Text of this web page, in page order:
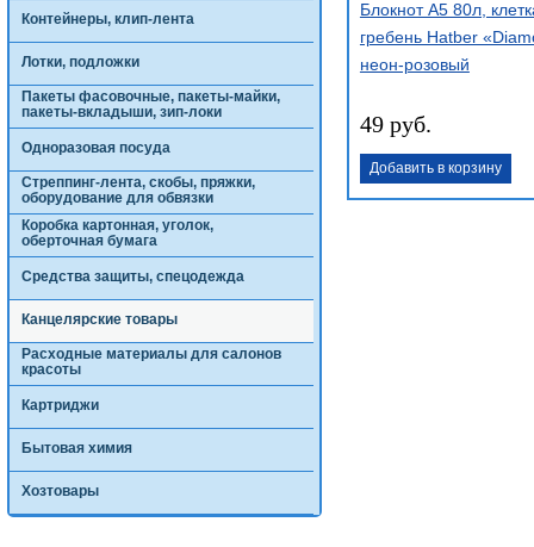
Контейнеры, клип-лента
Лотки, подложки
Пакеты фасовочные, пакеты-майки,
пакеты-вкладыши, зип-локи
Одноразовая посуда
Стреппинг-лента, скобы, пряжки,
оборудование для обвязки
Коробка картонная, уголок,
оберточная бумага
Средства защиты, спецодежда
Канцелярские товары
Расходные материалы для салонов
красоты
Картриджи
Бытовая химия
Хозтовары
Блокнот А5 80л,
гребень Hatber
неон-розовый
49 руб.
Добавить в корзину